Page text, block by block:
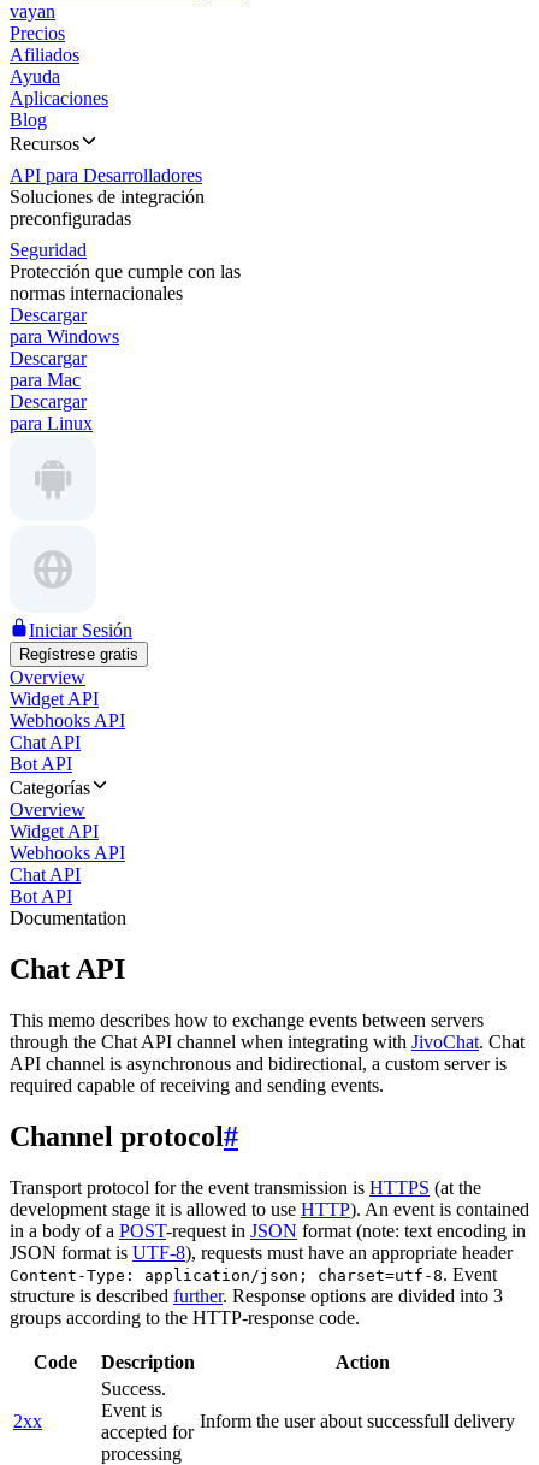
vayan
Precios
Afiliados
Ayuda
Aplicaciones
Blog
Recursos
API para Desarrolladores
Soluciones de integración
preconfiguradas
Seguridad
Protección que cumple con las
normas internacionales
Descargar
para Windows
Descargar
para Mac
Descargar
para Linux
Iniciar Sesión
Regístrese gratis
Overview
Widget API
Webhooks API
Chat API
Bot API
Categorías
Overview
Widget API
Webhooks API
Chat API
Bot API
Documentation
Chat API
This memo describes how to exchange events between servers
through the Chat API channel when integrating with JivoChat. Chat
API channel is asynchronous and bidirectional, a custom server is
required capable of receiving and sending events.
Channel protocol#
Transport protocol for the event transmission is HTTPS (at the
development stage it is allowed to use HTTP). An event is contained
in a body of a POST-request in JSON format (note: text encoding in
JSON format is UTF-8), requests must have an appropriate header
Content-Type: application/json; charset=utf-8. Event
structure is described further. Response options are divided into 3
groups according to the HTTP-response code.
Code Description Action
2xx
Success.
Event is
accepted for
processing
Inform the user about successfull delivery